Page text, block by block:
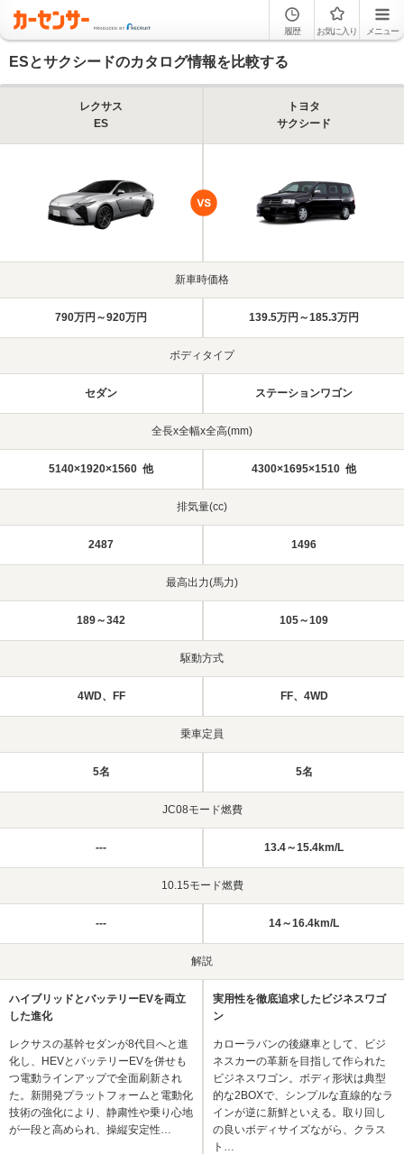
履歴 お気に入り メニュー
ESとサクシードのカタログ情報を比較する
レクサス
ES
トヨタ
サクシード
新車時価格
790万円～920万円 139.5万円～185.3万円
ボディタイプ
セダン ステーションワゴン
全長x全幅x全高(mm)
5140×1920×1560 他 4300×1695×1510 他
排気量(cc)
2487 1496
最高出力(馬力)
189～342 105～109
駆動方式
4WD、FF FF、4WD
乗車定員
5名 5名
JC08モード燃費
--- 13.4～15.4km/L
10.15モード燃費
--- 14～16.4km/L
解説
ハイブリッドとバッテリーEVを両立
した進化
レクサスの基幹セダンが8代目へと進
化し、HEVとバッテリーEVを併せも
つ電動ラインアップで全面刷新され
た。新開発プラットフォームと電動化
技術の強化により、静粛性や乗り心地
が一段と高められ、操縦安定性…
実用性を徹底追求したビジネスワゴ
ン
カローラバンの後継車として、ビジ
ネスカーの革新を目指して作られた
ビジネスワゴン。ボディ形状は典型
的な2BOXで、シンプルな直線的なラ
インが逆に新鮮といえる。取り回し
の良いボディサイズながら、クラス
ト…